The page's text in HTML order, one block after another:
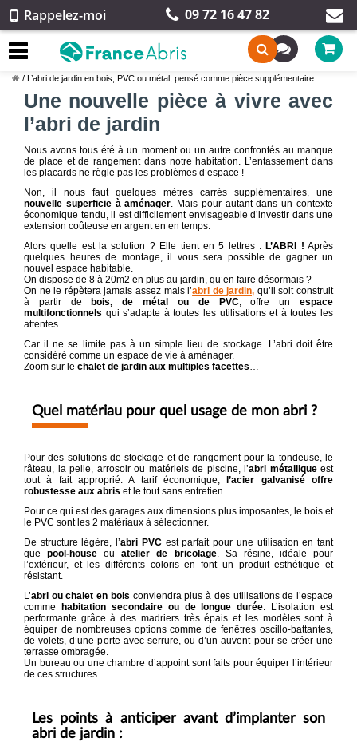
Rappelez-moi 09 72 16 47 82
/ L’abri de jardin en bois, PVC ou métal, pensé comme pièce supplémentaire
Une nouvelle pièce à vivre avec
l’abri de jardin
Nous avons tous été à un moment ou un autre confrontés au manque
de place et de rangement dans notre habitation. L’entassement dans
les placards ne règle pas les problèmes d’espace !
Non, il nous faut quelques mètres carrés supplémentaires, une
nouvelle superficie à aménager. Mais pour autant dans un contexte
économique tendu, il est difficilement envisageable d’investir dans une
extension coûteuse en argent en en temps.
Alors quelle est la solution ? Elle tient en 5 lettres :L’ABRI ! Après
quelques heures de montage, il vous sera possible de gagner un
nouvel espace habitable.
On dispose de 8 à 20m2 en plus au jardin, qu’en faire désormais ?
On ne le répètera jamais assez mais l’abri de jardin, qu’il soit construit
à partir de
bois, de métal ou de PVC, offre unespace
multifonctionnels qui s’adapte à toutes les utilisations et à toutes les
attentes.
Car il ne se limite pas à un simple lieu de stockage. L’abri doit être
considéré comme un espace de vie à aménager.
Zoom sur le chalet de jardin aux multiples facettes…
Quel matériau pour quel usage de mon abri ?
Pour des solutions de stockage et de rangement pour la tondeuse, le
râteau, la pelle, arrosoir ou matériels de piscine, l’abri métalliqueest
tout à fait approprié. A tarif économique,
l’acier galvanisé offre
robustesse aux abris et le tout sans entretien.
Pour ce qui est des garages aux dimensions plus imposantes, le bois et
le PVC sont les 2 matériaux à sélectionner.
De structure légère, l’abri PVCest parfait pour une utilisation en tant
quepool-house ouatelier de bricolage. Sa résine, idéale pour
l’extérieur, et les différents coloris en font un produit esthétique et
résistant.
L’abri ou chalet en bois conviendra plus à des utilisations de l’espace
comme
habitation secondaire ou de longue durée. L’isolation est
performante grâce à des madriers très épais et les modèles sont à
équiper de nombreuses options comme de fenêtres oscillo-battantes,
de volets, d’une porte avec serrure, ou d’un auvent pour se créer une
terrasse ombragée.
Un bureau ou une chambre d’appoint sont faits pour équiper l’intérieur
de ces structures.
Les points à anticiper avant d’implanter son
abri de jardin :